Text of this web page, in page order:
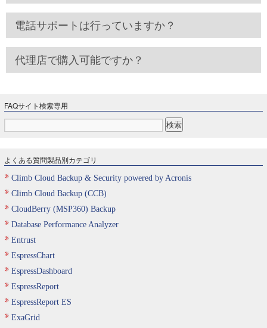
電話サポートは行っていますか？
代理店で購入可能ですか？
FAQサイト検索専用
よくある質問製品別カテゴリ
Climb Cloud Backup & Security powered by Acronis
Climb Cloud Backup (CCB)
CloudBerry (MSP360) Backup
Database Performance Analyzer
Entrust
EspressChart
EspressDashboard
EspressReport
EspressReport ES
ExaGrid